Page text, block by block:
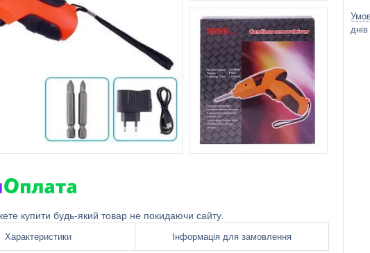
купити будь-який товар не покидаючи сайту.
Характеристики Інформація для замовлення
днів